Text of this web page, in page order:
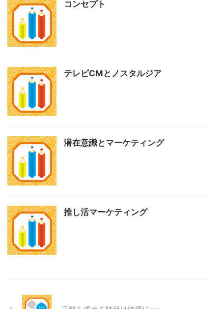
コンセプト
テレビCMとノスタルジア
潜在意識とマーケティング
推し活マーケティング